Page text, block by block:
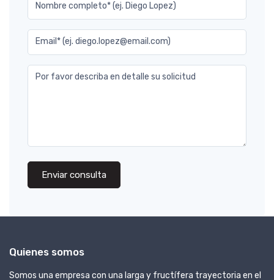
Nombre completo* (ej. Diego Lopez)
Email* (ej. diego.lopez@email.com)
Por favor describa en detalle su solicitud
Enviar consulta
Quienes somos
Somos una empresa con una larga y fructífera trayectoria en el